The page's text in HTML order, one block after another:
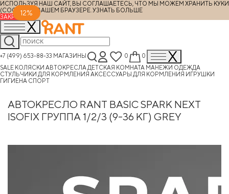
ИСПОЛЬЗУЯ НАШ САЙТ, ВЫ СОГЛАШАЕТЕСЬ, ЧТО МЫ МОЖЕМ ХРАНИТЬ КУКИ
(COOKIES) В ВАШЕМ БРАУЗЕРЕ. УЗНАТЬ БОЛЬШЕ
ЗАКРЫТЬ
+7 (499) 653-88-33 МАГАЗИНЫ 0
0
SALE КОЛЯСКИ АВТОКРЕСЛА ДЕТСКАЯ КОМНАТА МАНЕЖИ ОДЕЖДА
СТУЛЬЧИКИ ДЛЯ КОРМЛЕНИЯ АКСЕССУАРЫ ДЛЯ КОРМЛЕНИЯ ИГРУШКИ
ГИГИЕНА СПОРТ
АВТОКРЕСЛО RANT BASIC SPARK NEXT
ISOFIX ГРУППА 1/2/3 (9-36 КГ) GREY
12%